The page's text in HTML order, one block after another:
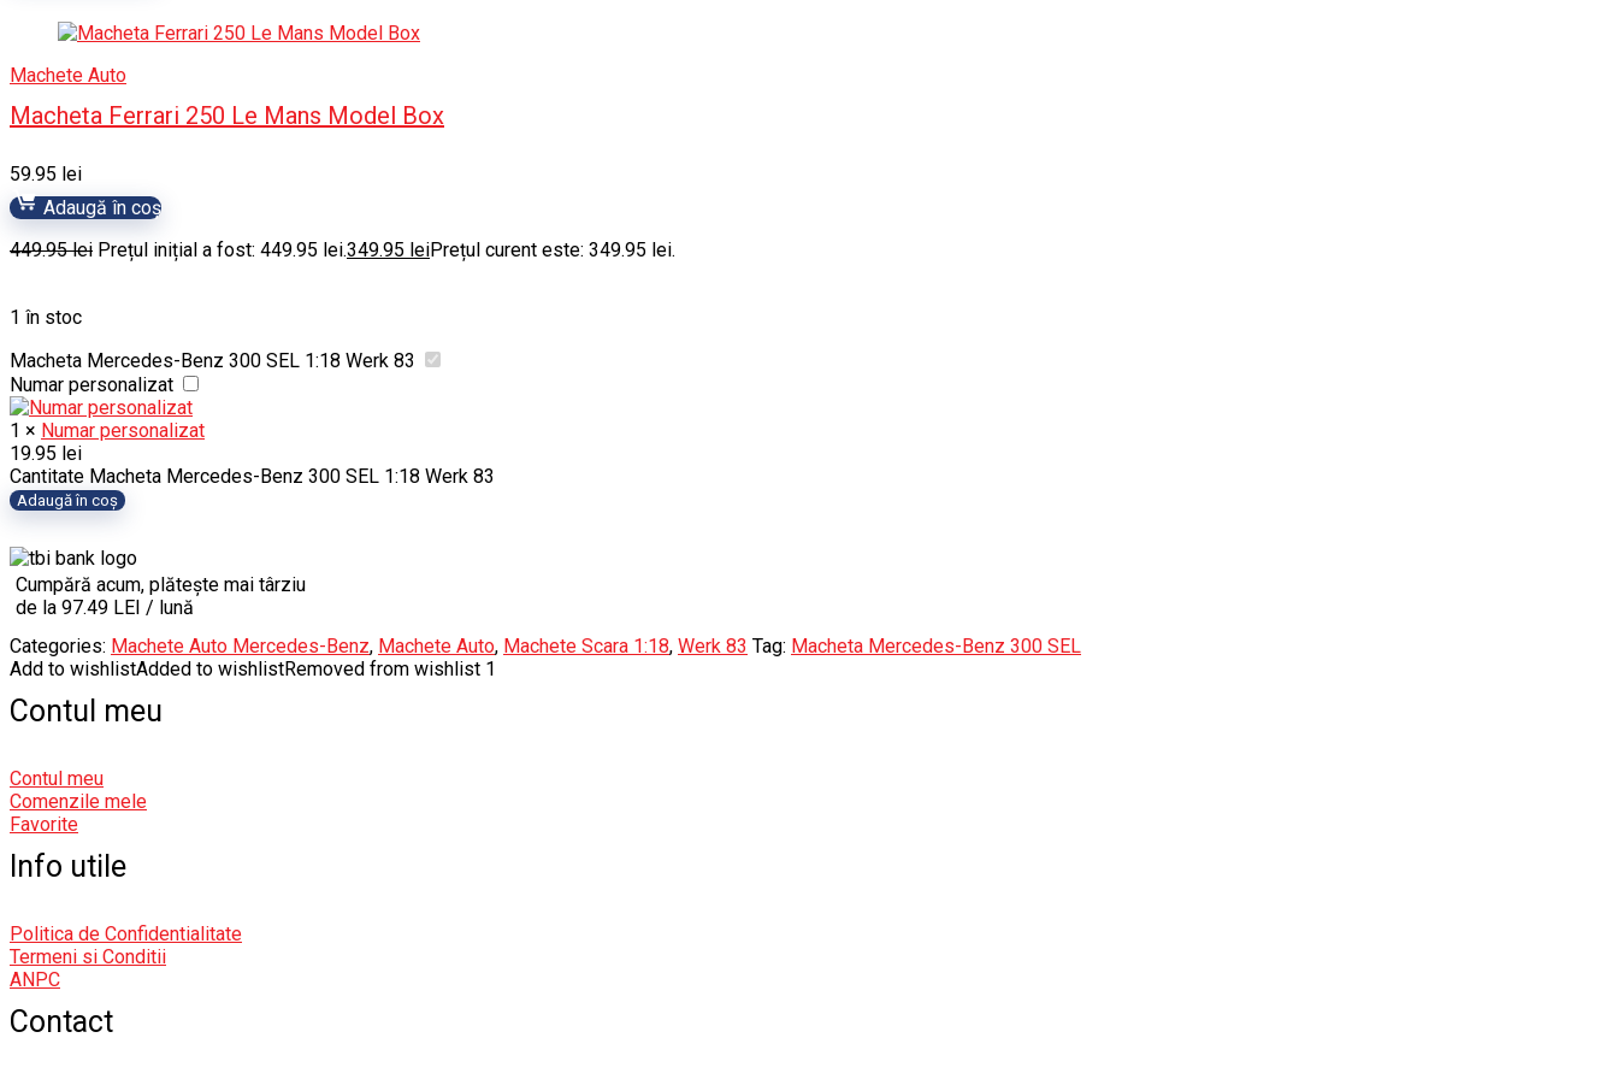
Machete Auto
Macheta Ferrari 250 Le Mans Model Box
59.95 lei
Adaugă în coș
449.95lei Prețul inițial a fost: 449.95 lei.349.95 leiPrețul curent este: 349.95 lei.
1 în stoc
Macheta Mercedes-Benz 300 SEL 1:18 Werk 83
Numar personalizat
1 × Numar personalizat
19.95 lei
Cantitate Macheta Mercedes-Benz 300 SEL 1:18 Werk 83
Adaugă în coș
Cumpără acum, plătește mai târziu
de la 97.49 LEI / lună
Categories: Machete Auto Mercedes-Benz, Machete Auto, Machete Scara 1:18, Werk 83 Tag: Macheta Mercedes-Benz 300 SEL
Add to wishlistAdded to wishlistRemoved from wishlist 1
Contul meu
Contul meu
Comenzile mele
Favorite
Info utile
Politica de Confidentialitate
Termeni si Conditii
ANPC
Contact